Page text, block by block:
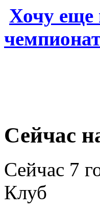
Хочу
Сейчас
Сейчас 7
Клуб